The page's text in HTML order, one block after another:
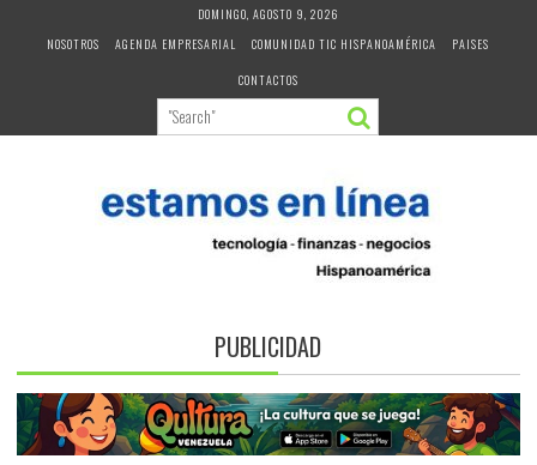
DOMINGO, AGOSTO 9, 2026
NOSOTROS
AGENDA EMPRESARIAL COMUNIDAD TIC HISPANOAMÉRICA
PAISES
CONTACTOS
PUBLICIDAD